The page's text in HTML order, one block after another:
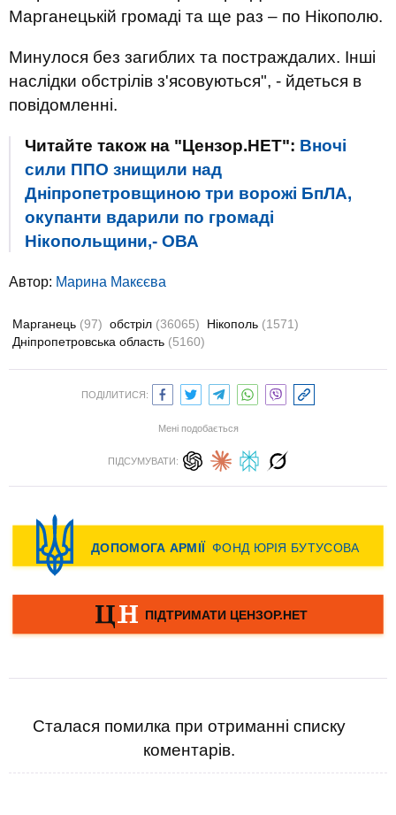
Марганецькій громаді та ще раз – по Нікополю.
Минулося без загиблих та постраждалих. Інші
наслідки обстрілів з'ясовуються", - йдеться в
повідомленні.
Читайте також на "Цензор.НЕТ": Вночі
сили ППО знищили над
Дніпропетровщиною три ворожі БпЛА,
окупанти вдарили по громаді
Нікопольщини,- ОВА
Автор: Марина Макєєва
Марганець (97) обстріл (36065) Нікополь (1571)
Дніпропетровська область (5160)
ПОДІЛИТИСЯ:
Мені подобається
ПІДСУМУВАТИ:
Сталася помилка при отриманні списку
коментарів.